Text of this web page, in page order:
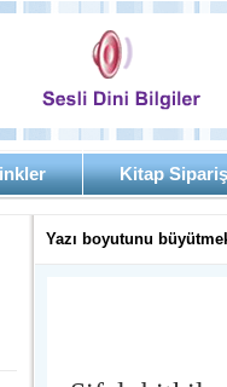
Kitap
Yazı boyutunu